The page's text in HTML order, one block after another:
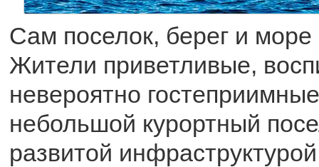
Сам поселок, берег и
Жители приветливые,
невероятно
небольшой курортный
развитой